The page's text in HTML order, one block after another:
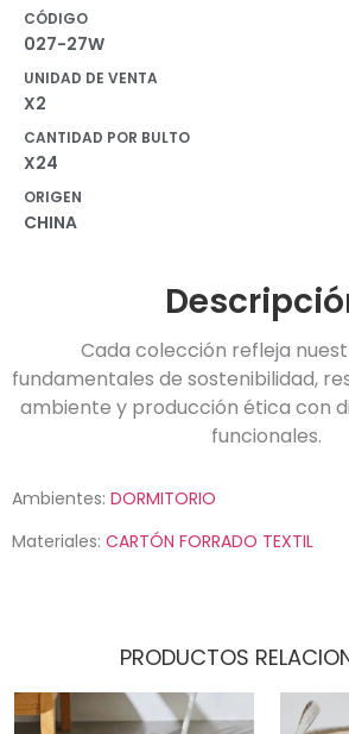
CÓDIGO
027-27W
UNIDAD DE VENTA
X2
CANTIDAD POR BULTO
X24
ORIGEN
CHINA
Cada colección refleja
fundamentales de sostenibilidad,
ambiente y producción ética con
funcionales.
Ambientes: DORMITORIO
Materiales: CARTÓN FORRADO TEXTIL
PRODUCTOS